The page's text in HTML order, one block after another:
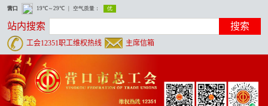
站内搜索 搜索
工会12351职工维权热线 主席信箱